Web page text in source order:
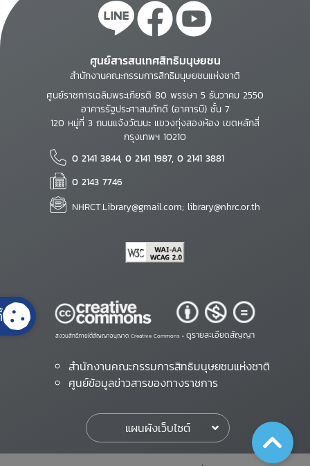
ศูนย์สารสนเทศสิทธิมนุษยชน
สำนักงานคณะกรรมการสิทธิมนุษยชนแห่งชาติ
ศูนย์ราชการเฉลิมพระเกียรติ 80 พรรษา 5 ธันวาคม 2550
อาคารรัฐประศาสนภักดี (อาคารบี) ชั้น 7
120 หมู่ที่ 3 ถนนแจ้งวัฒนะ แขวงทุ่งสองห้อง เขตหลักสี่
กรุงเทพฯ 10210
0 2141 3844, 0 2141 1987, 0 2141 3881
0 2143 7746
NHRCT.Library@gmail.com; library@nhrc.or.th
สงวนสิทธิ์ภายใต้สัญญาอนุญาต Creative Commons • ดูรายละเอียดสัญญา
สำนักงานคณะกรรมการสิทธิมนุษยชนแห่งชาติ
ศูนย์ข้อมูลข่าวสารของทางราชการ
แผนผังเว็บไซต์